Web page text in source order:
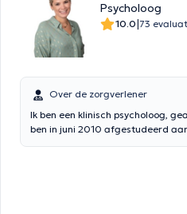
Psycholoog
10.0|73
Over de zorgverlener
Ik ben een klinisch psycholoog,
ben in juni 2010 afgestudeerd